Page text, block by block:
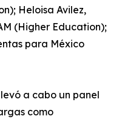
Heloisa Avilez,
(Higher Education);
para México
a cabo un panel
como